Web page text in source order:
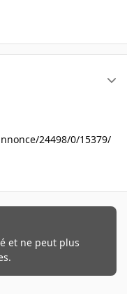
24498/0/15379/
et ne peut plus